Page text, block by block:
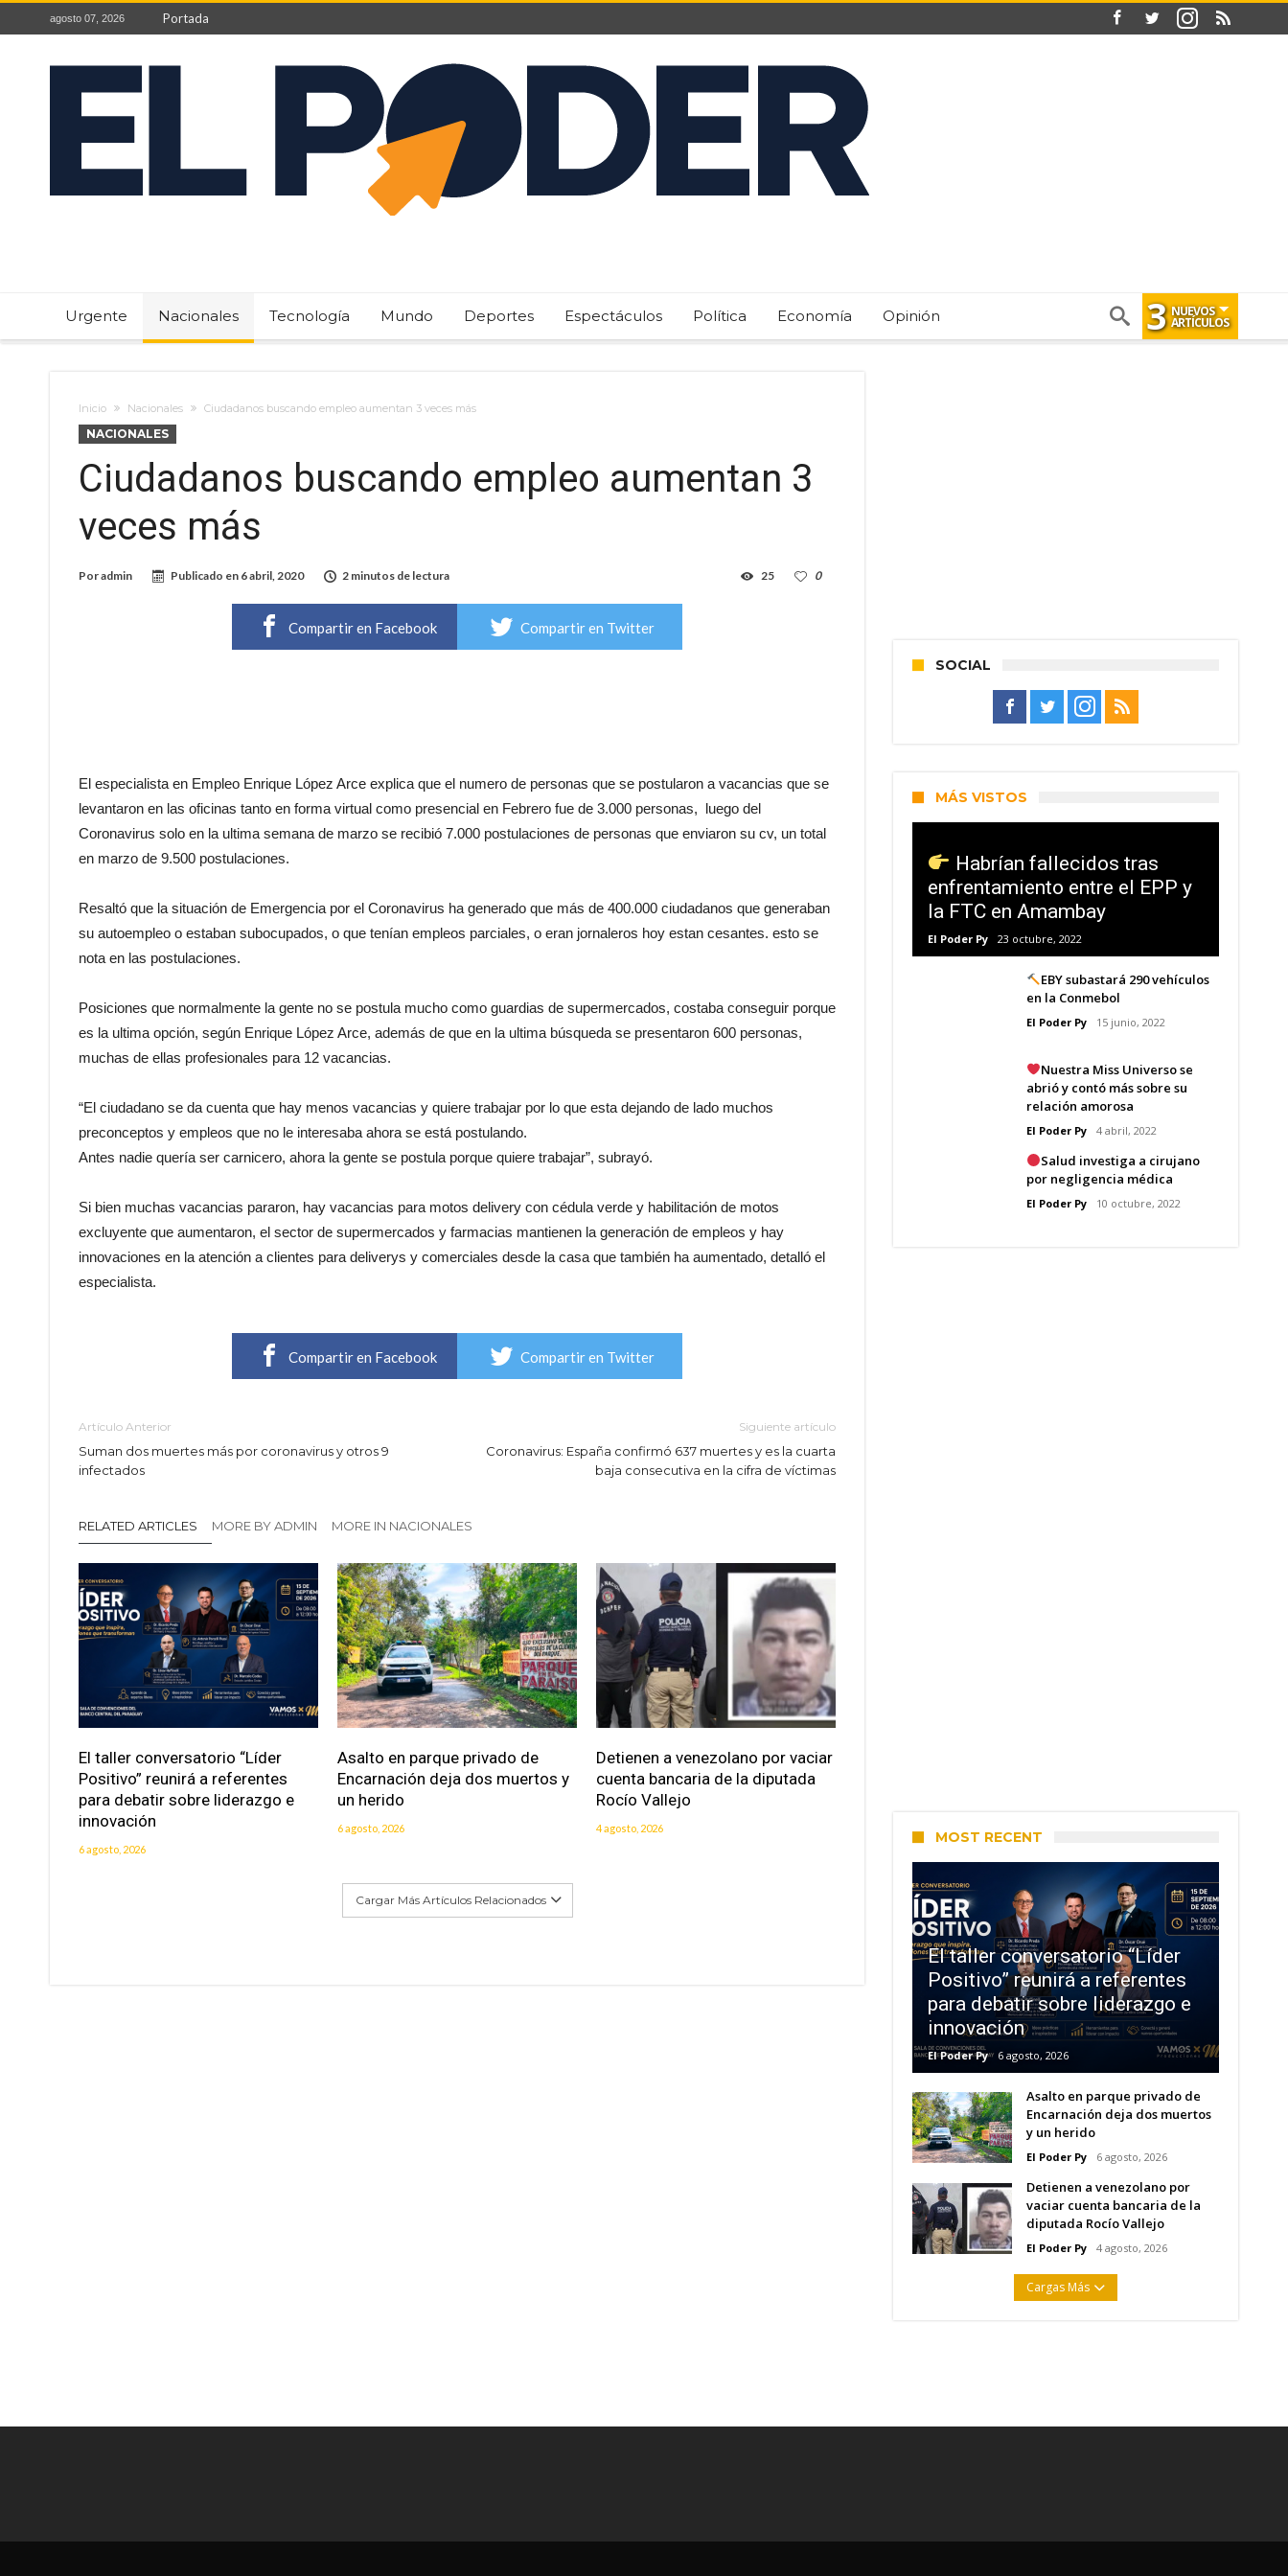
agosto 07, 2026 Portada
Urgente Nacionales Tecnología Mundo Deportes Espectáculos Política Economía Opinión 3 NUEVOS
ARTÍCULOS
Inicio Nacionales Ciudadanos buscando empleo aumentan 3 veces más
NACIONALES
Ciudadanos buscando empleo aumentan 3
veces más
Poradmin Publicado en 6 abril, 2020 2 minutos de lectura 0
25
Compartir en Facebook Compartir en Twitter
El especialista en Empleo Enrique López Arce explica que el numero de personas que se postularon a vacancias que se
levantaron en las oficinas tanto en forma virtual como presencial en Febrero fue de 3.000 personas, luego del
Coronavirus solo en la ultima semana de marzo se recibió 7.000 postulaciones de personas que enviaron su cv, un total
en marzo de 9.500 postulaciones.
Resaltó que la situación de Emergencia por el Coronavirus ha generado que más de 400.000 ciudadanos que generaban
su autoempleo o estaban subocupados, o que tenían empleos parciales, o eran jornaleros hoy estan cesantes. esto se
nota en las postulaciones.
Posiciones que normalmente la gente no se postula mucho como guardias de supermercados, costaba conseguir porque
es la ultima opción, según Enrique López Arce, además de que en la ultima búsqueda se presentaron 600 personas,
muchas de ellas profesionales para 12 vacancias.
“El ciudadano se da cuenta que hay menos vacancias y quiere trabajar por lo que esta dejando de lado muchos
preconceptos y empleos que no le interesaba ahora se está postulando.
Antes nadie quería ser carnicero, ahora la gente se postula porque quiere trabajar”, subrayó.
Si bien muchas vacancias pararon, hay vacancias para motos delivery con cédula verde y habilitación de motos
excluyente que aumentaron, el sector de supermercados y farmacias mantienen la generación de empleos y hay
innovaciones en la atención a clientes para deliverys y comerciales desde la casa que también ha aumentado, detalló el
especialista.
Compartir en Facebook Compartir en Twitter
Artículo Anterior
Suman dos muertes más por coronavirus y otros 9
infectados
Siguiente artículo
Coronavirus: España confirmó 637 muertes y es la cuarta
baja consecutiva en la cifra de víctimas
RELATED ARTICLES MORE BY ADMIN MORE IN NACIONALES
El taller conversatorio “Líder
Positivo” reunirá a referentes
para debatir sobre liderazgo e
innovación
6 agosto, 2026
Asalto en parque privado de
Encarnación deja dos muertos y
un herido
6 agosto, 2026
Detienen a venezolano por vaciar
cuenta bancaria de la diputada
Rocío Vallejo
4 agosto, 2026
Cargar Más Artículos Relacionados
SOCIAL
MÁS VISTOS
Habrían fallecidos tras
enfrentamiento entre el EPP y
la FTC en Amambay
El Poder Py 23 octubre, 2022
EBY subastará 290 vehículos
en la Conmebol
El Poder Py 15 junio, 2022
Nuestra Miss Universo se
abrió y contó más sobre su
relación amorosa
El Poder Py 4 abril, 2022
Salud investiga a cirujano
por negligencia médica
El Poder Py 10 octubre, 2022
MOST RECENT
El taller conversatorio “Líder
Positivo” reunirá a referentes
para debatir sobre liderazgo e
innovación
El Poder Py 6 agosto, 2026
Asalto en parque privado de
Encarnación deja dos muertos
y un herido
El Poder Py 6 agosto, 2026
Detienen a venezolano por
vaciar cuenta bancaria de la
diputada Rocío Vallejo
El Poder Py 4 agosto, 2026
Cargas Más